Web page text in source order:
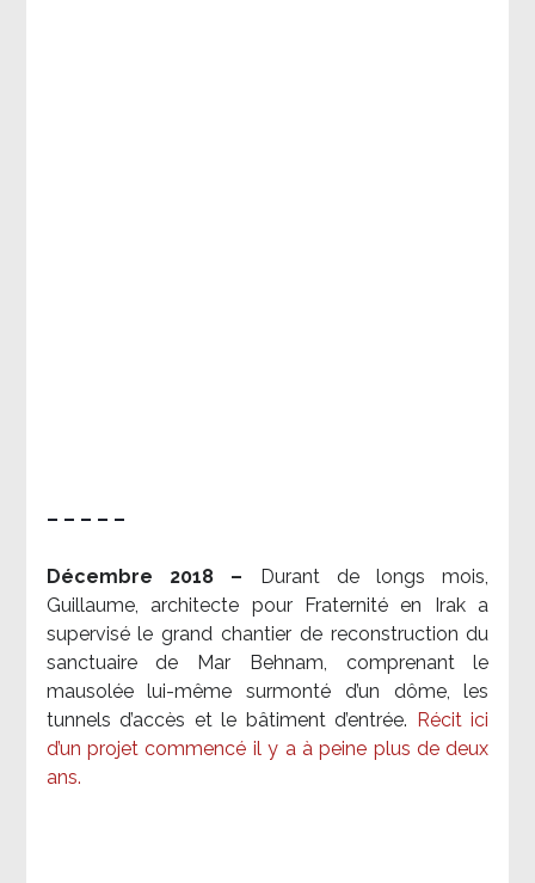
– – – – –
Décembre 2018 –
Durant de longs mois,
Guillaume, architecte pour Fraternité en Irak a
supervisé le grand chantier de reconstruction du
sanctuaire de Mar Behnam, comprenant le
mausolée lui-même surmonté d’un dôme, les
tunnels d’accès et le bâtiment d’entrée.
Récit ici
d’un projet commencé il y a à peine plus de deux
ans.